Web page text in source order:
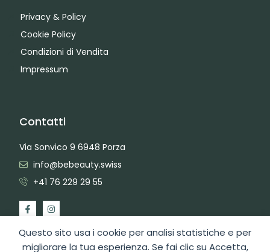
Questo sito usa i cookie per analisi statistiche e per
migliorare la tua esperienza. Se fai clic su Accetta,
Privacy & Policy
Cookie Policy
Condizioni di Vendita
Impressum
Contatti
Via Sonvico 9 6948 Porza
info@bebeauty.swiss
+41 76 229 29 55